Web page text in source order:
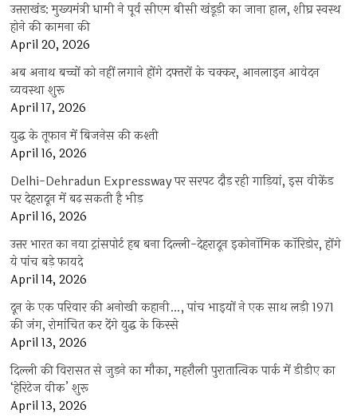
उत्तराखंड: मुख्यमंत्री धामी ने पूर्व सीएम बीसी खंडूड़ी का जाना हाल, शीघ्र स्वस्थ
होने की कामना की
April 20, 2026
अब अनाथ बच्चों को नहीं लगाने होंगे दफ्तरों के चक्कर, आनलाइन आवेदन
व्यवस्था शुरू
April 17, 2026
युद्ध के तूफान में बिजनेस की कश्ती
April 16, 2026
Delhi-Dehradun Expressway पर सरपट दौड़ रही गाड़ियां, इस वीकेंड
पर देहरादून में बढ़ सकती है भीड़
April 16, 2026
उत्तर भारत का नया ट्रांसपोर्ट हब बना दिल्ली-देहरादून इकोनॉमिक कॉरिडोर, होंगे
ये पांच बड़े फायदे
April 14, 2026
दून के एक परिवार की अनोखी कहानी…, पांच भाइयों ने एक साथ लड़ी 1971
की जंग, रोमांचित कर देंगे युद्ध के किस्से
April 13, 2026
दिल्ली की विरासत से जुड़ने का मौका, महरौली पुरातात्विक पार्क में डीडीए का
‘हेरिटेज वीक’ शुरू
April 13, 2026